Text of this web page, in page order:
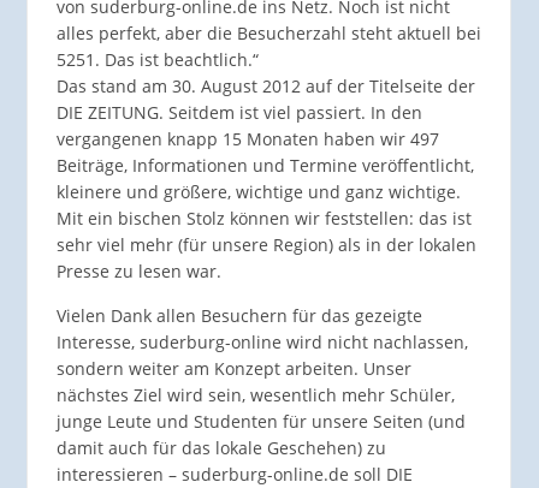
von suderburg-online.de ins Netz. Noch ist nicht
alles perfekt, aber die Besucherzahl steht aktuell bei
5251. Das ist beachtlich.“
Das stand am 30. August 2012 auf der Titelseite der
DIE ZEITUNG. Seitdem ist viel passiert. In den
vergangenen knapp 15 Monaten haben wir 497
Beiträge, Informationen und Termine veröffentlicht,
kleinere und größere, wichtige und ganz wichtige.
Mit ein bischen Stolz können wir feststellen: das ist
sehr viel mehr (für unsere Region) als in der lokalen
Presse zu lesen war.
Vielen Dank allen Besuchern für das gezeigte
Interesse, suderburg-online wird nicht nachlassen,
sondern weiter am Konzept arbeiten. Unser
nächstes Ziel wird sein, wesentlich mehr Schüler,
junge Leute und Studenten für unsere Seiten (und
damit auch für das lokale Geschehen) zu
interessieren – suderburg-online.de soll DIE